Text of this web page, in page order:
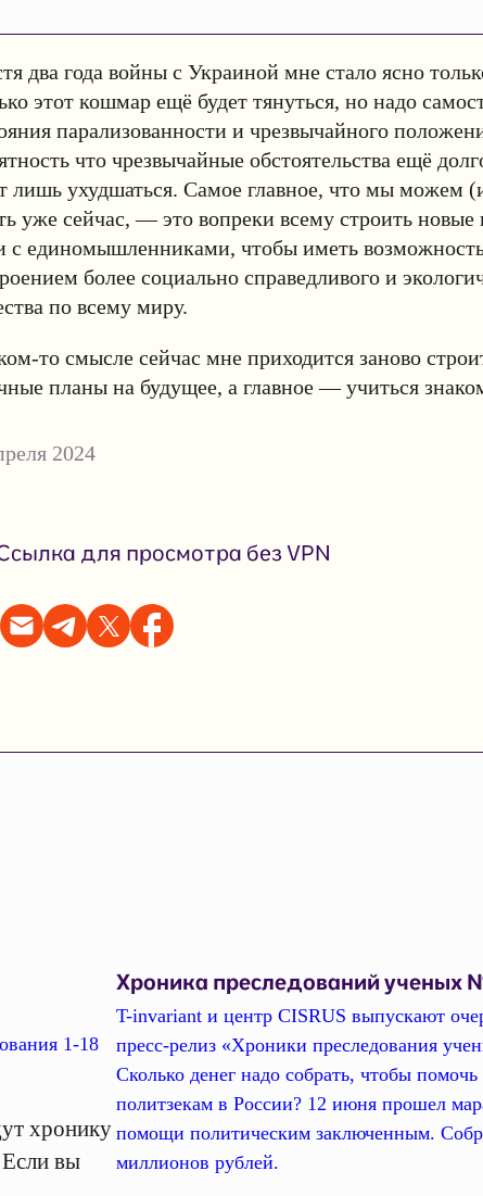
два года войны с Украиной мне стало ясно
этот кошмар ещё будет тянуться, но надо
парализованности и чрезвычайного
что чрезвычайные обстоятельства ещё
лишь ухудшаться. Самое главное, что мы можем
уже сейчас, — это вопреки всему строить новые
с единомышленниками, чтобы иметь возможность
более социально справедливого и
по всему миру.
то смысле сейчас мне приходится заново
планы на будущее, а главное — учиться
2024
для просмотра без VPN
1-18
хронику
вы
Хроника преследований ученых
T-invariant и центр CISRUS выпускают
пресс-релиз «Хроники преследования
Сколько денег надо собрать, чтобы помочь
политзекам в России? 12 июня прошел
помощи политическим заключенным.
миллионов рублей.